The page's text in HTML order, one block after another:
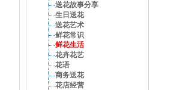
送花故事分享
生日送花
送花艺术
鲜花常识
鲜花生活
花卉花艺
花语
商务送花
花店经营